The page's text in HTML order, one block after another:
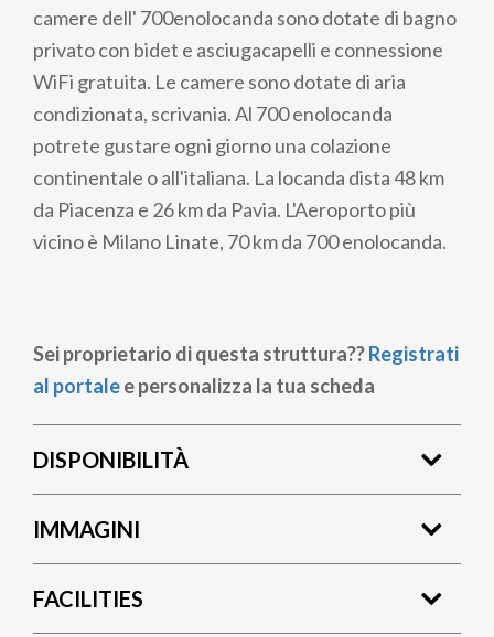
camere dell' 700enolocanda sono dotate di bagno
privato con bidet e asciugacapelli e connessione
WiFi gratuita. Le camere sono dotate di aria
condizionata, scrivania. Al 700 enolocanda
potrete gustare ogni giorno una colazione
continentale o all'italiana. La locanda dista 48 km
da Piacenza e 26 km da Pavia. L'Aeroporto più
vicino è Milano Linate, 70 km da 700 enolocanda.
Sei proprietario di questa struttura??Registrati
al portalee personalizza la tua scheda
DISPONIBILITÀ
IMMAGINI
FACILITIES